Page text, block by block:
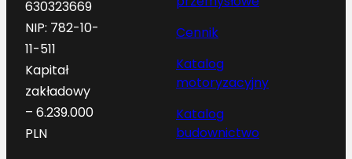
630323669
NIP: 782-10-
11-511
Kapitał
zakładowy
– 6.239.000
PLN
Cennik
Katalog
motoryzacyjny
Katalog
budownictwo